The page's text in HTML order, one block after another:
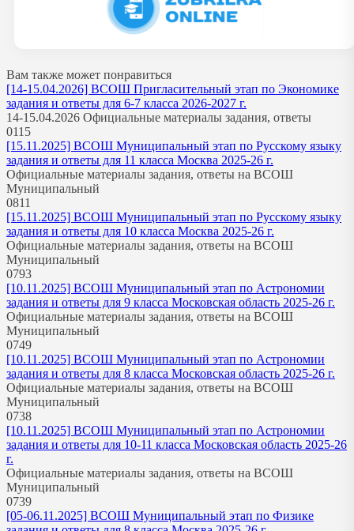
Вам также может понравиться
[14-15.04.2026] ВСОШ Пригласительный этап по Экономике
задания и ответы для 6-7 класса 2026-2027 г.
14-15.04.2026 Официальные материалы задания, ответы
0115
[15.11.2025] ВСОШ Муниципальный этап по Русскому языку
задания и ответы для 11 класса Москва 2025-26 г.
Официальные материалы задания, ответы на ВСОШ
Муниципальный
0811
[15.11.2025] ВСОШ Муниципальный этап по Русскому языку
задания и ответы для 10 класса Москва 2025-26 г.
Официальные материалы задания, ответы на ВСОШ
Муниципальный
0793
[10.11.2025] ВСОШ Муниципальный этап по Астрономии
задания и ответы для 9 класса Московская область 2025-26 г.
Официальные материалы задания, ответы на ВСОШ
Муниципальный
0749
[10.11.2025] ВСОШ Муниципальный этап по Астрономии
задания и ответы для 8 класса Московская область 2025-26 г.
Официальные материалы задания, ответы на ВСОШ
Муниципальный
0738
[10.11.2025] ВСОШ Муниципальный этап по Астрономии
задания и ответы для 10-11 класса Московская область 2025-26
г.
Официальные материалы задания, ответы на ВСОШ
Муниципальный
0739
[05-06.11.2025] ВСОШ Муниципальный этап по Физике